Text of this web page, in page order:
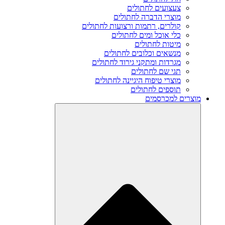
צעצועים לחתולים
מוצרי הדברה לחתולים
קולרים, רתמות ורצועות לחתולים
כלי אוכל ומים לחתולים
מיטות לחתולים
מנשאים וכלובים לחתולים
מגרדות ומתקני גירוד לחתולים
תגי שם לחתולים
מוצרי טיפוח היגיינה לחתולים
תוספים לחתולים
מוצרים למכרסמים